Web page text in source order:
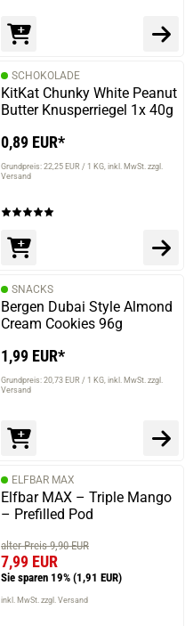
SCHOKOLADE
KitKat Chunky White Peanut
Butter Knusperriegel 1x 40g
0,89 EUR*
Grundpreis: 22,25 EUR / 1 KG inkl. MwSt. zzgl.
Versand
SNACKS
Bergen Dubai Style Almond
Cream Cookies 96g
1,99 EUR*
Grundpreis: 20,73 EUR / 1 KG inkl. MwSt. zzgl.
Versand
ELFBAR MAX
Elfbar MAX – Triple Mango
– Prefilled Pod
alter Preis 9,90 EUR
7,99 EUR
Sie sparen 19% (1,91 EUR)
inkl. MwSt. zzgl. Versand